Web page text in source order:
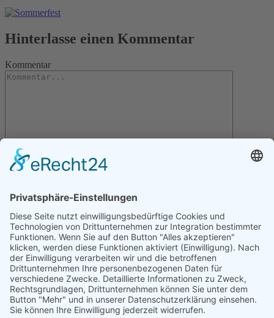
Hinterlasse einen Kommentar
Kommentar
Letzte Artikel
Gartentipps für den November
Gartentipps für den Oktober
Gartentipps für den August
Gartentipps für den September
Gartentipps für den Juli